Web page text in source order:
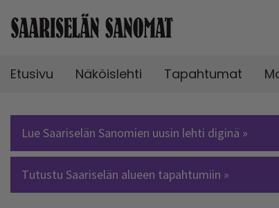
Etusivu Näköislehti Tapahtumat
Lue Saariselän Sanomien uusin lehti diginä »
Tutustu Saariselän alueen tapahtumiin »